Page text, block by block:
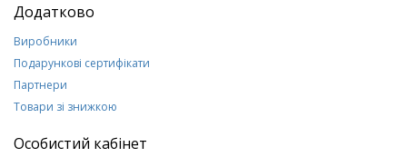
Додатково
Виробники
Подарункові сертифікати
Партнери
Товари зі знижкою
Особистий кабінет